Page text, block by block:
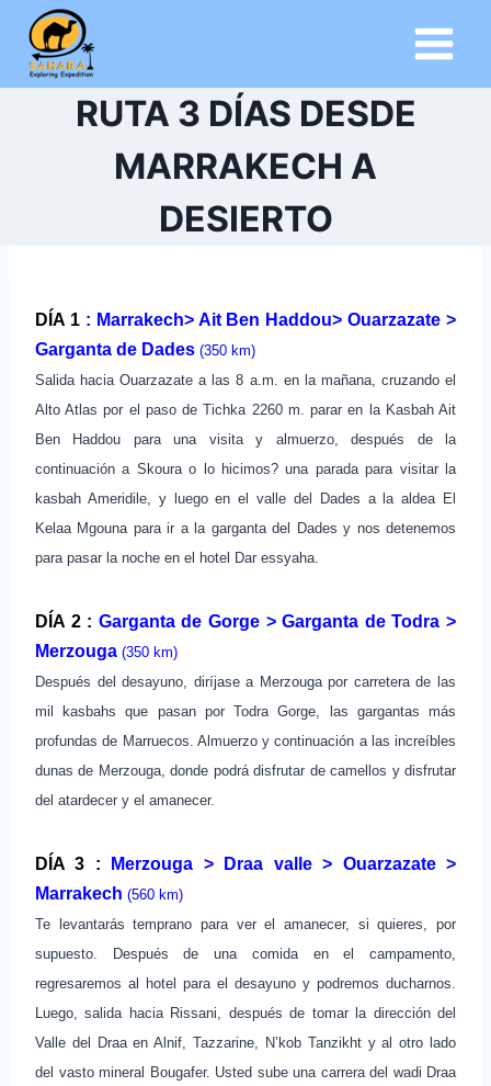
Saltar
contenido
RUTA 3 DÍAS DESDE
MARRAKECH A
DESIERTO
DÍA 1 : Marrakech> Ait Ben Haddou> Ouarzazate >
Garganta de Dades (350 km)
Salida hacia Ouarzazate a las 8 a.m. en la mañana, cruzando el
Alto Atlas por el paso de Tichka 2260 m. parar en la Kasbah Ait
Ben Haddou para una visita y almuerzo, después de la
continuación a Skoura o lo hicimos? una parada para visitar la
kasbah Ameridile, y luego en el valle del Dades a la aldea El
Kelaa Mgouna para ir a la garganta del Dades y nos detenemos
para pasar la noche en el hotel Dar essyaha.
DÍA 2 : Garganta deGorge >Garganta deTodra >
Merzouga (350 km)
Después del desayuno, diríjase a Merzouga por carretera de las
mil kasbahs que pasan por Todra Gorge, las gargantas más
profundas de Marruecos. Almuerzo y continuación a las increíbles
dunas de Merzouga, donde podrá disfrutar de camellos y disfrutar
del atardecer y el amanecer.
DÍA 3 : Merzouga > Draa valle> Ouarzazate >
Marrakech (560 km)
Te levantarás temprano para ver el amanecer, si quieres, por
supuesto. Después de una comida en el campamento,
regresaremos al hotel para el desayuno y podremos ducharnos.
Luego, salida hacia Rissani, después de tomar la dirección del
Valle del Draa en Alnif, Tazzarine, N’kob Tanzikht y al otro lado
del vasto mineral Bougafer. Usted sube una carrera del wadi Draa